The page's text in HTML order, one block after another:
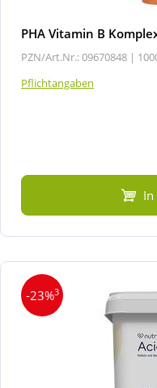
PHA Vitamin B
PZN/Art.Nr.: 09670848 |
Pflichtangaben
-23%3